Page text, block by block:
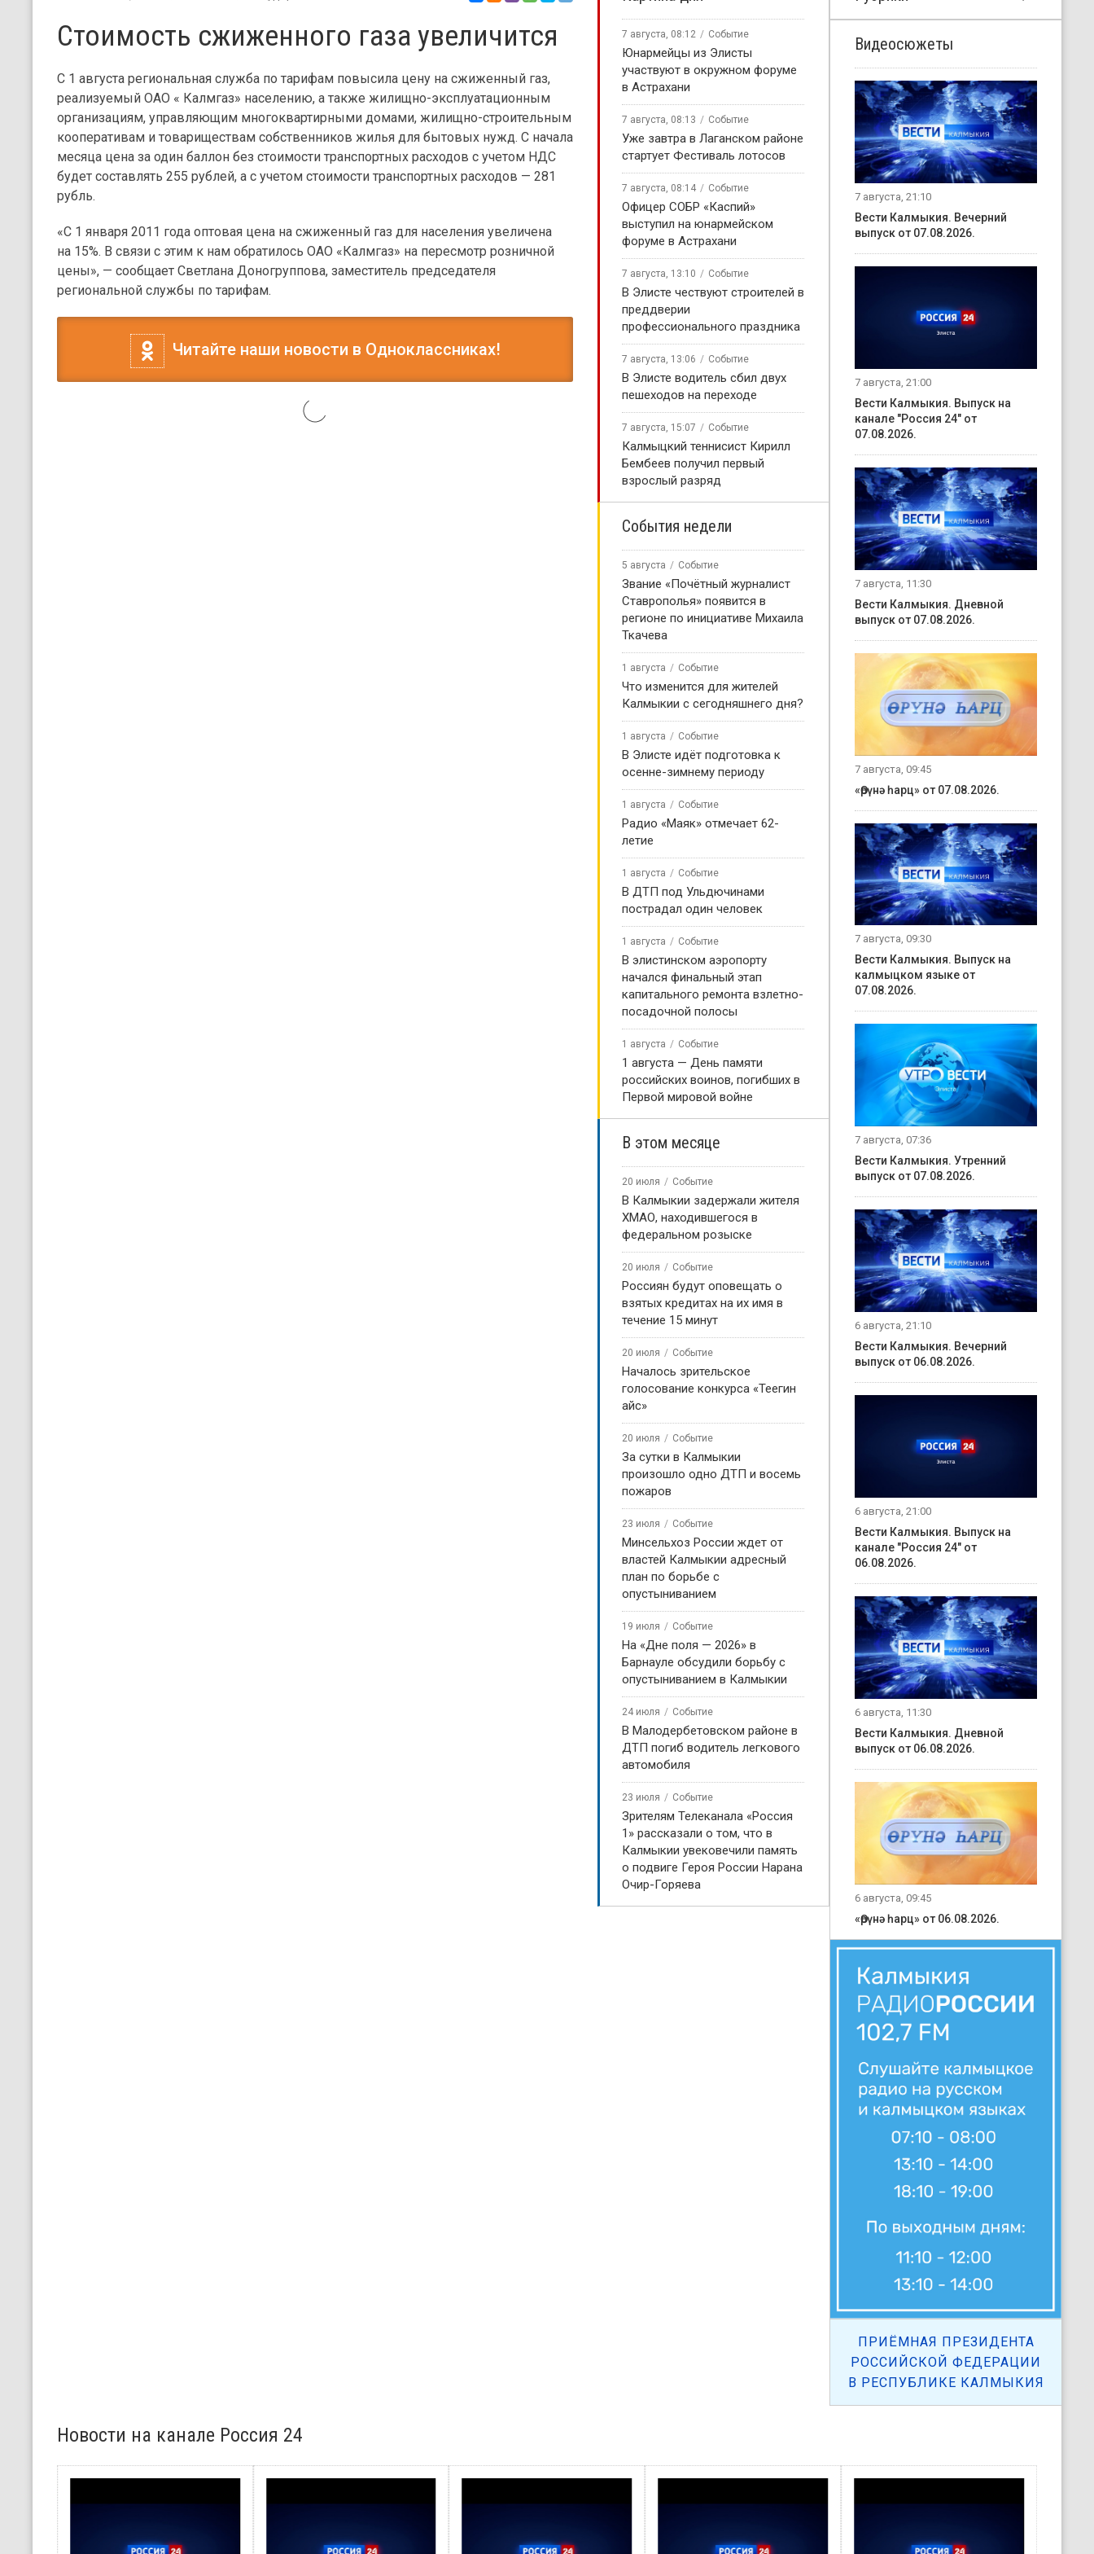
Стоимость сжиженного газа увеличится
С 1 августа региональная служба по тарифам повысила цену на сжиженный газ,
реализуемый ОАО « Калмгаз» населению, а также жилищно-эксплуатационным
организациям, управляющим многоквартирными домами, жилищно-строительным
кооперативам и товариществам собственников жилья для бытовых нужд. С начала
месяца цена за один баллон без стоимости транспортных расходов с учетом НДС
будет составлять 255 рублей, а с учетом стоимости транспортных расходов — 281
рубль.
«С 1 января 2011 года оптовая цена на сжиженный газ для населения увеличена
на 15%. В связи с этим к нам обратилось ОАО «Калмгаз» на пересмотр розничной
цены», — сообщает Светлана Доногруппова, заместитель председателя
региональной службы по тарифам.
Читайте наши новости в Одноклассниках!
7 августа, 08:12 Событие
Юнармейцы из Элисты
участвуют в окружном форуме
в Астрахани
7 августа, 08:13 Событие
Уже завтра в Лаганском районе
стартует Фестиваль лотосов
7 августа, 08:14 Событие
Офицер СОБР «Каспий»
выступил на юнармейском
форуме в Астрахани
7 августа, 13:10 Событие
В Элисте чествуют строителей в
преддверии
профессионального праздника
7 августа, 13:06 Событие
В Элисте водитель сбил двух
пешеходов на переходе
7 августа, 15:07 Событие
Калмыцкий теннисист Кирилл
Бембеев получил первый
взрослый разряд
События недели
5 августа Событие
Звание «Почётный журналист
Ставрополья» появится в
регионе по инициативе Михаила
Ткачева
1 августа Событие
Что изменится для жителей
Калмыкии с сегодняшнего дня?
1 августа Событие
В Элисте идёт подготовка к
осенне-зимнему периоду
1 августа Событие
Радио «Маяк» отмечает 62-
летие
1 августа Событие
В ДТП под Ульдючинами
пострадал один человек
1 августа Событие
В элистинском аэропорту
начался финальный этап
капитального ремонта взлетно-
посадочной полосы
1 августа Событие
1 августа — День памяти
российских воинов, погибших в
Первой мировой войне
В этом месяце
20 июля Событие
В Калмыкии задержали жителя
ХМАО, находившегося в
федеральном розыске
20 июля Событие
Россиян будут оповещать о
взятых кредитах на их имя в
течение 15 минут
20 июля Событие
Началось зрительское
голосование конкурса «Теегин
айс»
20 июля Событие
За сутки в Калмыкии
произошло одно ДТП и восемь
пожаров
23 июля Событие
Минсельхоз России ждет от
властей Калмыкии адресный
план по борьбе с
опустыниванием
19 июля Событие
На «Дне поля — 2026» в
Барнауле обсудили борьбу с
опустыниванием в Калмыкии
24 июля Событие
В Малодербетовском районе в
ДТП погиб водитель легкового
автомобиля
23 июля Событие
Зрителям Телеканала «Россия
1» рассказали о том, что в
Калмыкии увековечили память
о подвиге Героя России Нарана
Очир-Горяева
Видеосюжеты
7 августа, 21:10
Вести Калмыкия. Вечерний
выпуск от 07.08.2026.
7 августа, 21:00
Вести Калмыкия. Выпуск на
канале "Россия 24" от
07.08.2026.
7 августа, 11:30
Вести Калмыкия. Дневной
выпуск от 07.08.2026.
7 августа, 09:45
«Өрүнә һарц» от 07.08.2026.
7 августа, 09:30
Вести Калмыкия. Выпуск на
калмыцком языке от
07.08.2026.
7 августа, 07:36
Вести Калмыкия. Утренний
выпуск от 07.08.2026.
6 августа, 21:10
Вести Калмыкия. Вечерний
выпуск от 06.08.2026.
6 августа, 21:00
Вести Калмыкия. Выпуск на
канале "Россия 24" от
06.08.2026.
6 августа, 11:30
Вести Калмыкия. Дневной
выпуск от 06.08.2026.
6 августа, 09:45
«Өрүнә һарц» от 06.08.2026.
ПРИЁМНАЯ ПРЕЗИДЕНТА
РОССИЙСКОЙ ФЕДЕРАЦИИ
В РЕСПУБЛИКЕ КАЛМЫКИЯ
Новости на канале Россия 24